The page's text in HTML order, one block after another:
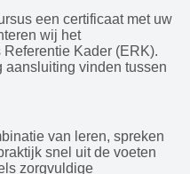
een certificaat met uw
wij het
Kader (ERK).
aansluiting vinden tussen
van leren, spreken
snel uit de voeten
zorgvuldige